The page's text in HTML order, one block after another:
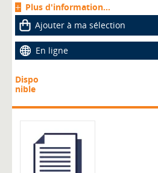
Plus d'information...
Ajouter à ma sélection
En ligne
Dispo
nible